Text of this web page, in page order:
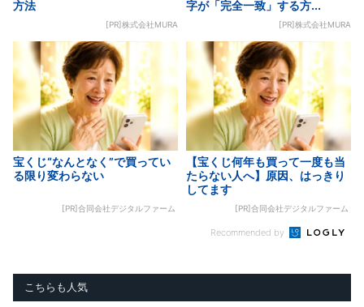
方法
[PR]株式会社MURA
字が「完全一致」する方...
[PR]株式会社MURA
宝くじ“なんとなく”で買ってい
る限り変わらない
[PR]合同会社デジタルファーム
【宝くじ何年も買って一度も当
たらない人へ】原因、はっきり
してます
[PR]合同会社デジタルファーム
Recommended by
こちらも人気